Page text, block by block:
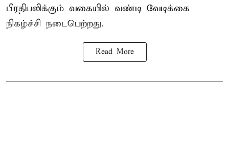
பிரதிபலிக்கும் வகையில் வண்டி வேடிக்கை
நிகழ்ச்சி நடைபெற்றது.
Read More